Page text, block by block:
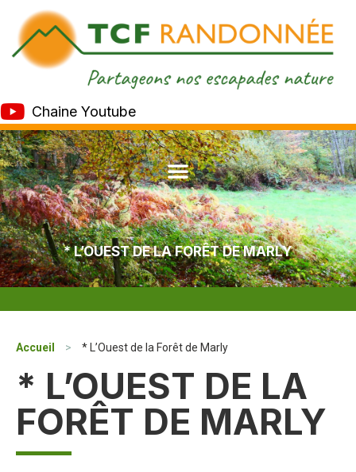
Chaine Youtube
* L’OUEST DE LA FORÊT DE MARLY
Accueil > * L’Ouest de la Forêt de Marly
* L’OUEST DE LA
FORÊT DE MARLY